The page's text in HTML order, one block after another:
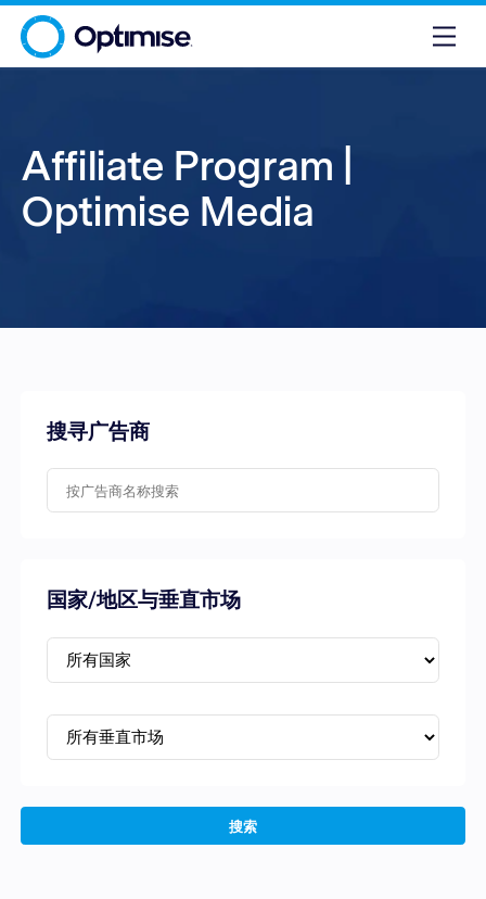
Affiliate Program |
Optimise Media
搜寻广告商
国家/地区与垂直市场
搜索